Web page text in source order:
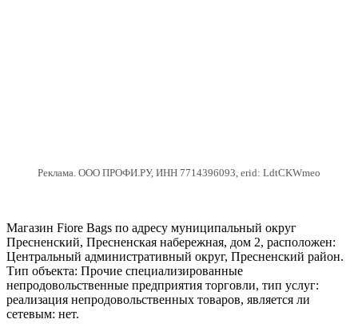
Реклама. ООО ПРОФИ.РУ, ИНН 7714396093, erid: LdtCKWmeo
Магазин Fiore Bags по адресу муниципальный округ
Пресненский, Пресненская набережная, дом 2, расположен:
Центральный административный округ, Пресненский район.
Тип объекта: Прочие специализированные
непродовольственные предприятия торговли, тип услуг:
реализация непродовольственных товаров, является ли
сетевым: нет.